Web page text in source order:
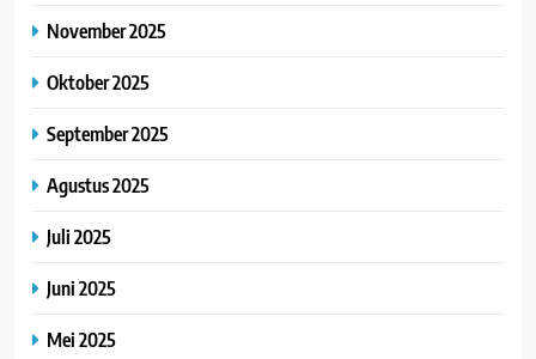
November 2025
Oktober 2025
September 2025
Agustus 2025
Juli 2025
Juni 2025
Mei 2025